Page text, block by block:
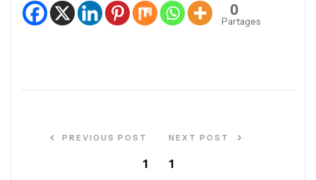
0
Partages
PREVIOUS POST
1
NEXT POST
1